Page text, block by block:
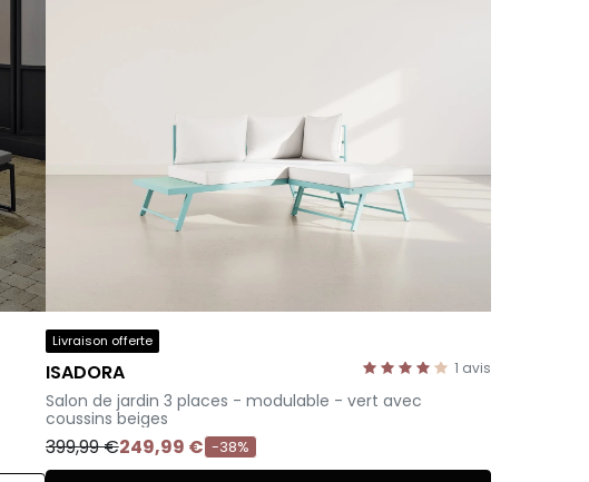
Livraison offerte
1 avis
ISADORA
-
Salon de jardin 3 places - modulable - vert avec
coussins beiges
399,99 €249,99 € -38%